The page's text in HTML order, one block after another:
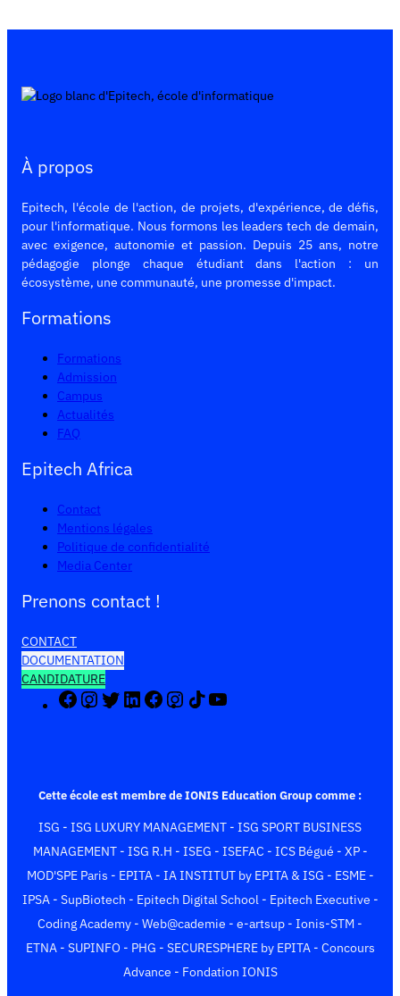
À propos
Epitech, l'école de l'action, de projets, d'expérience, de défis,
pour l'informatique. Nous formons les leaders tech de demain,
avec exigence, autonomie et passion. Depuis 25 ans, notre
pédagogie plonge chaque étudiant dans l'action : un
écosystème, une communauté, une promesse d'impact.
Formations
Formations
Admission
Campus
Actualités
FAQ
Epitech Africa
Contact
Mentions légales
Politique de confidentialité
Media Center
Prenons contact !
CONTACT
DOCUMENTATION
CANDIDATURE
F
o
k
I
g
a
m
X
t
e
r
L
d
n
F
o
k
I
g
a
m
T
k
b
Cette école est membre de IONIS Education Group comme :
ISG - ISG LUXURY MANAGEMENT - ISG SPORT BUSINESS
MANAGEMENT- ISG R.H - ISEG - ISEFAC - ICS Bégué - XP-
MOD'SPE Paris - EPITA- IA INSTITUT by EPITA & ISG - ESME-
IPSA- SupBiotech - Epitech Digital School- Epitech Executive -
Coding Academy - Web@cademie - e-artsup - Ionis-STM -
ETNA- SUPINFO - PHG - SECURESPHERE by EPITA- Concours
Advance - Fondation IONIS